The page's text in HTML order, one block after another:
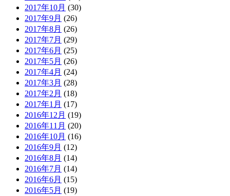
2017年10月 (30)
2017年9月 (26)
2017年8月 (26)
2017年7月 (29)
2017年6月 (25)
2017年5月 (26)
2017年4月 (24)
2017年3月 (28)
2017年2月 (18)
2017年1月 (17)
2016年12月 (19)
2016年11月 (20)
2016年10月 (16)
2016年9月 (12)
2016年8月 (14)
2016年7月 (14)
2016年6月 (15)
2016年5月 (19)